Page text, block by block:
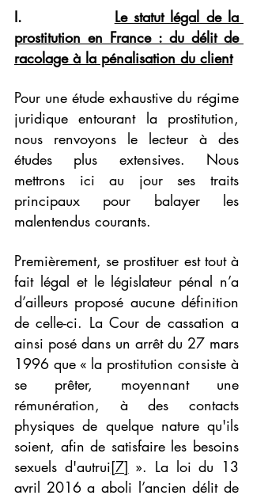
I. Le statut légal de la
prostitution en France : du délit de
racolage à la pénalisation du client
Pour une étude exhaustive du régime
juridique entourant la prostitution,
nous renvoyons le lecteur à des
études plus extensives. Nous
mettrons ici au jour ses traits
principaux pour balayer les
malentendus courants.
Premièrement, se prostituer est tout à
fait légal et le législateur pénal n’a
d’ailleurs proposé aucune définition
de celle-ci. La Cour de cassation a
ainsi posé dans un arrêt du 27 mars
1996 que « la prostitution consiste à
se prêter, moyennant une
rémunération, à des contacts
physiques de quelque nature qu'ils
soient, afin de satisfaire les besoins
sexuels d'autrui[7] ». La loi du 13
avril 2016 a aboli l’ancien délit de